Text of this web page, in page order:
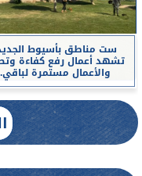
ست مناطق بأسيوط
تشهد أعمال رفع كفاءة
والأعمال مستمرة